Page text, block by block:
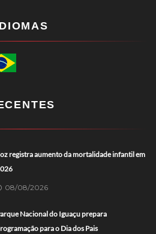
registra aumento da mortalidade infantil em
08/08/2026
Nacional do Iguaçu prepara
para o Dia dos Pais